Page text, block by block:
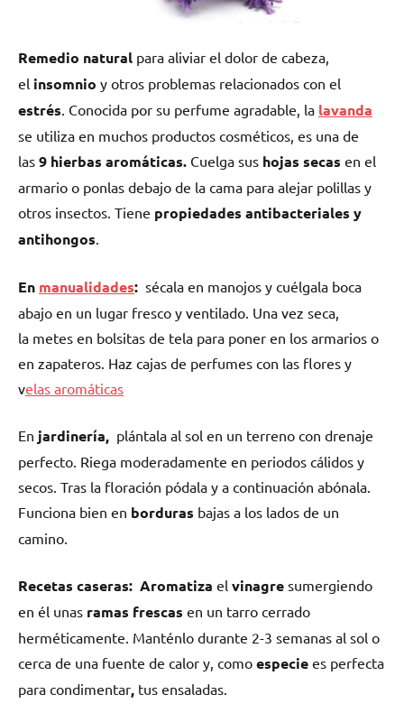
Remedio natural para aliviar el dolor de cabeza,
el insomnio y otros problemas relacionados con el
estrés. Conocida por su perfume agradable, la lavanda
se utiliza en muchos productos cosméticos, es una de
las 9 hierbas aromáticas. Cuelga sus hojas secas en el
armario o ponlas debajo de la cama para alejar polillas y
otros insectos. Tiene propiedades antibacteriales y
antihongos.
En manualidades: sécala en manojos y cuélgala boca
abajo en un lugar fresco y ventilado. Una vez seca,
la metes en bolsitas de tela para poner en los armarios o
en zapateros. Haz cajas de perfumes con las flores y
velas aromáticas
En jardinería, plántala al sol en un terreno con drenaje
perfecto. Riega moderadamente en periodos cálidos y
secos. Tras la floración pódala y a continuación abónala.
Funciona bien en borduras bajas a los lados de un
camino.
Recetas caseras: Aromatiza el vinagre sumergiendo
en él unas ramas frescas en un tarro cerrado
herméticamente. Manténlo durante 2-3 semanas al sol o
cerca de una fuente de calor y, como especie es perfecta
para condimentar, tus ensaladas.